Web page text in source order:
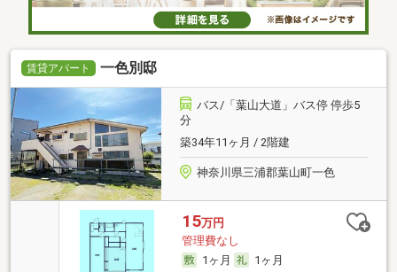
賃貸アパート 一色別邸
バス/「葉山大道」バス停 停歩5
分
築34年11ヶ月 / 2階建
神奈川県三浦郡葉山町一色
15万円
管理費なし
1ヶ月
1ヶ月